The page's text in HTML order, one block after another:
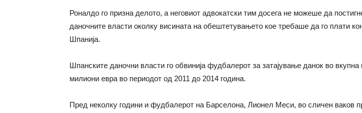
Роналдо го призна делото, a неговиот адвокатски тим досега не можеше да
даночните власти околку висината на обештетувањето кое требаше да го плати
Шпанија.
Шпанските даночни власти го обвинија фудбалерот за затајување данок во
милиони евра во периодот од 2011 до 2014 година.
Пред неколку години и фудбалерот на Барселона, Лионел Меси, во сличен ваков